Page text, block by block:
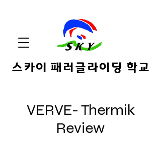
스카이 패러글라이딩 학교
VERVE- Thermik
Review